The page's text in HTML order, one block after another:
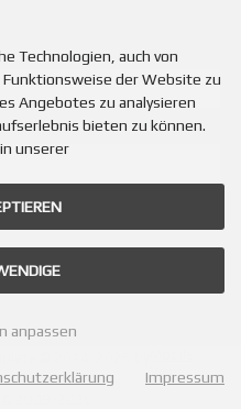
View
Technologien, auch von
der Website zu
Angebotes zu analysieren
bieten zu können.
unserer
anpassen
Impressum